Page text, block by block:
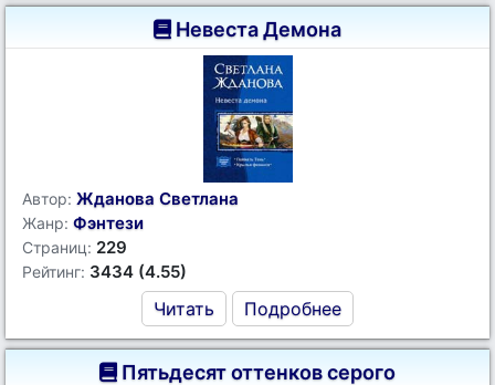
Невеста Демона
Автор: Жданова Светлана
Жанр: Фэнтези
Страниц: 229
Рейтинг: 3434 (4.55)
Читать Подробнее
Пятьдесят оттенков серого